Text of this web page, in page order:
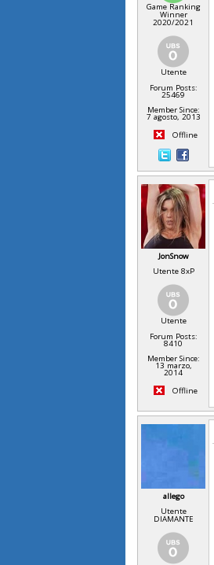
Game Ranking
Winner
2020/2021
Utente
Forum Posts:
25469
Member Since:
7 agosto, 2013
Offline
JonSnow
Utente 8xP
Utente
Forum Posts:
8410
Member Since:
13 marzo,
2014
Offline
allego
Utente
DIAMANTE